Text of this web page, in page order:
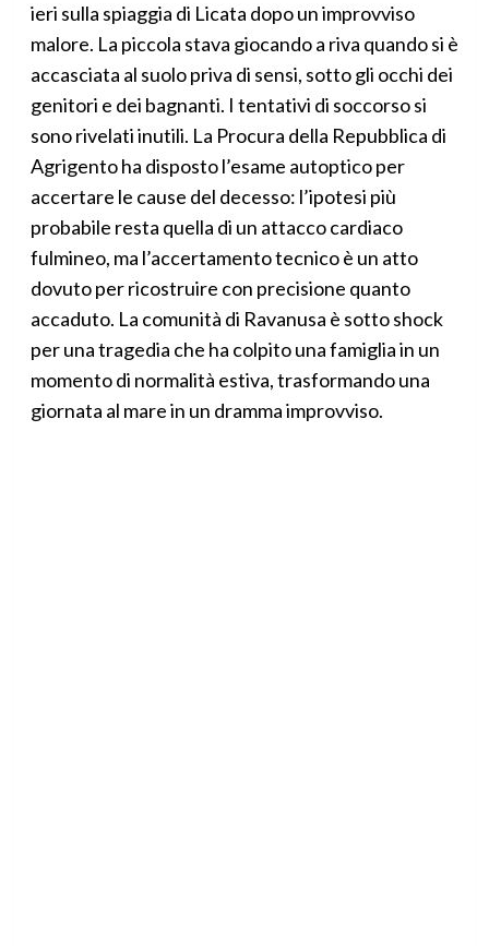
ieri sulla spiaggia di Licata dopo un improvviso
malore. La piccola stava giocando a riva quando si è
accasciata al suolo priva di sensi, sotto gli occhi dei
genitori e dei bagnanti. I tentativi di soccorso si
sono rivelati inutili. La Procura della Repubblica di
Agrigento ha disposto l’esame autoptico per
accertare le cause del decesso: l’ipotesi più
probabile resta quella di un attacco cardiaco
fulmineo, ma l’accertamento tecnico è un atto
dovuto per ricostruire con precisione quanto
accaduto. La comunità di Ravanusa è sotto shock
per una tragedia che ha colpito una famiglia in un
momento di normalità estiva, trasformando una
giornata al mare in un dramma improvviso.